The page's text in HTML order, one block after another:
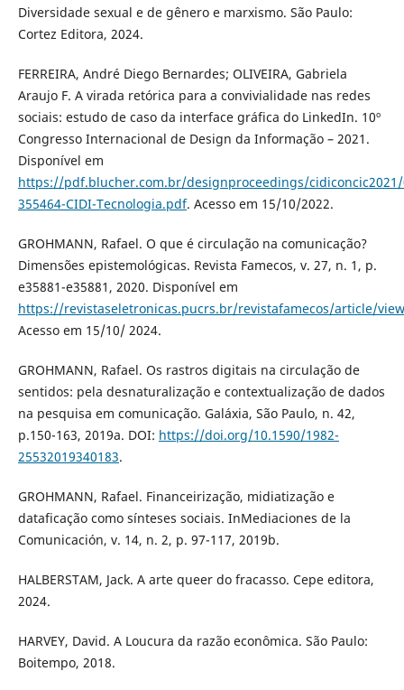
Diversidade sexual e de gênero e marxismo. São Paulo:
Cortez Editora, 2024.
FERREIRA, André Diego Bernardes; OLIVEIRA, Gabriela
Araujo F. A virada retórica para a convivialidade nas redes
sociais: estudo de caso da interface gráfica do LinkedIn. 10º
Congresso Internacional de Design da Informação – 2021.
Disponível em
https://pdf.blucher.com.br/designproceedings/
355464-CIDI-Tecnologia.pdf. Acesso em 15/10/2022.
GROHMANN, Rafael. O que é circulação na comunicação?
Dimensões epistemológicas. Revista Famecos, v. 27, n. 1, p.
e35881-e35881, 2020. Disponível em
https://revistaseletronicas.pucrs.br/revistafamecos/article/
Acesso em 15/10/ 2024.
GROHMANN, Rafael. Os rastros digitais na circulação de
sentidos: pela desnaturalização e contextualização de dados
na pesquisa em comunicação. Galáxia, São Paulo, n. 42,
p.150-163, 2019a. DOI: https://doi.org/10.1590/1982-
25532019340183.
GROHMANN, Rafael. Financeirização, midiatização e
dataficação como sínteses sociais. InMediaciones de la
Comunicación, v. 14, n. 2, p. 97-117, 2019b.
HALBERSTAM, Jack. A arte queer do fracasso. Cepe editora,
2024.
HARVEY, David. A Loucura da razão econômica. São Paulo:
Boitempo, 2018.